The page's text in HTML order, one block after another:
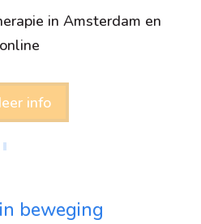
in Amsterdam en
online
info
beweging